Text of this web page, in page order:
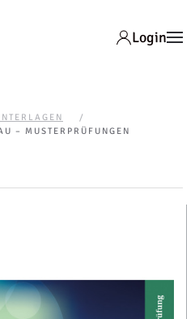
Login
– MUSTERPRÜFUNGEN